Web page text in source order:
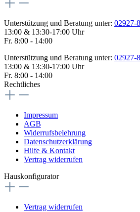
Unterstützung und Beratung unter: 02927-
13:00 & 13:30-17:00 Uhr
Fr. 8:00 - 14:00
Unterstützung und Beratung unter: 02927-
13:00 & 13:30-17:00 Uhr
Fr. 8:00 - 14:00
Rechtliches
Impressum
AGB
Widerrufsbelehrung
Datenschutzerklärung
Hilfe & Kontakt
Vertrag widerrufen
Hauskonfigurator
Vertrag widerrufen